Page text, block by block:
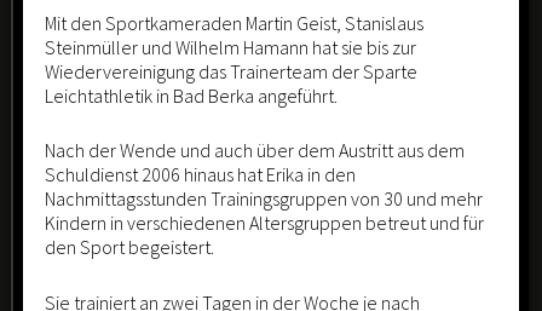
Beteiligung) Stand 04.02.2023
Herzlichen Glückwunsch und weiter so!
U 16 weiblich – Spielvereinigung Bad Berka e.V. (sv-
Mit den Sportkameraden Martin Geist, Stanislaus
Steinmüller und Wilhelm Hamann hat sie bis zur
Wiedervereinigung das Trainerteam der Sparte
Leichtathletik in Bad Berka angeführt.
Nach der Wende und auch über dem Austritt aus dem
Schuldienst 2006 hinaus hat Erika in den
Nachmittagsstunden Trainingsgruppen von 30 und mehr
Kindern in verschiedenen Altersgruppen betreut und für
den Sport begeistert.
Sie trainiert an zwei Tagen in der Woche je nach